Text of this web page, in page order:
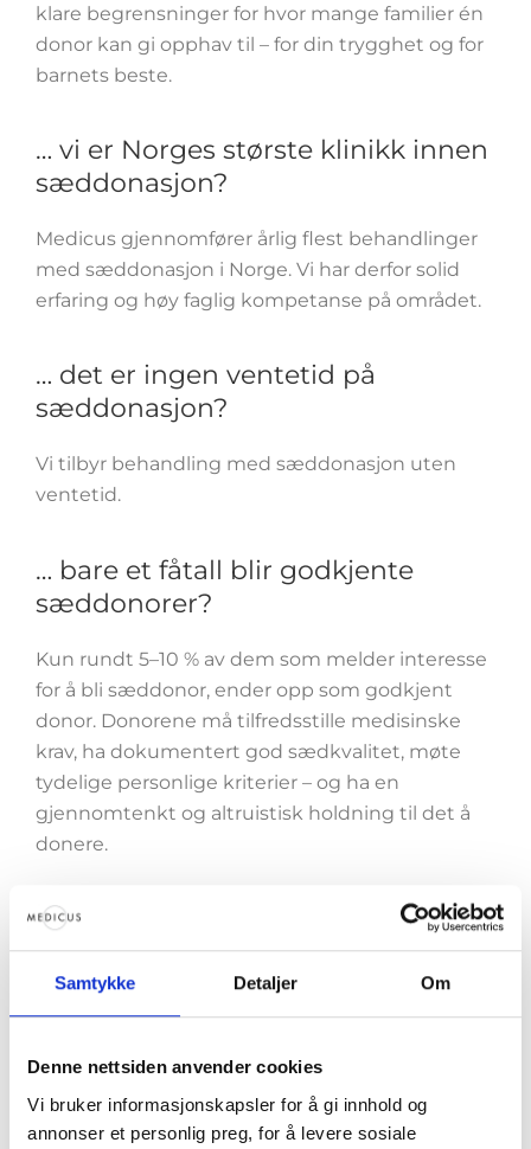
Samtykke Detaljer Om
Denne nettsiden anvender cookies
Vi bruker informasjonskapsler for å gi innhold og
annonser et personlig preg, for å levere sosiale
klare begrensninger for hvor mange familier én
donor kan gi opphav til – for din trygghet og for
barnets beste.
… vi er Norges største klinikk innen
sæddonasjon?
Medicus gjennomfører årlig flest behandlinger
med sæddonasjon i Norge. Vi har derfor solid
erfaring og høy faglig kompetanse på området.
… det er ingen ventetid på
sæddonasjon?
Vi tilbyr behandling med sæddonasjon uten
ventetid.
… bare et fåtall blir godkjente
sæddonorer?
Kun rundt 5–10 % av dem som melder interesse
for å bli sæddonor, ender opp som godkjent
donor. Donorene må tilfredsstille medisinske
krav, ha dokumentert god sædkvalitet, møte
tydelige personlige kriterier – og ha en
gjennomtenkt og altruistisk holdning til det å
donere.
… du har valgmuligheter?
Ønsker du ikke donor fra vår egen sædbank,
alternativet som føles riktig for deg.
Interessert i behandling med